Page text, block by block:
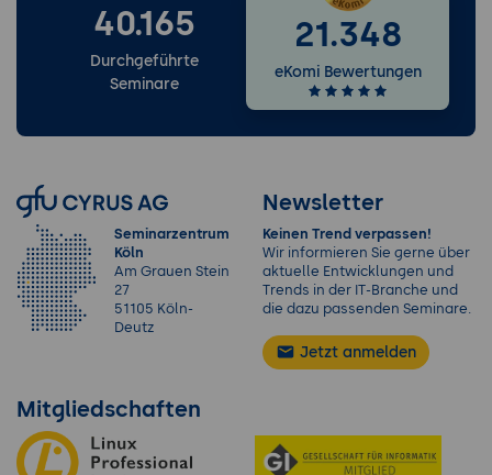
40.165
Durchgeführte
Seminare
21.348
eKomi Bewertungen
Seminarzentrum
Köln
Am Grauen Stein
27
51105 Köln-
Deutz
Newsletter
Keinen Trend verpassen!
Wir informieren Sie gerne über
aktuelle Entwicklungen und
Trends in der IT-Branche und
die dazu passenden Seminare.
Jetzt anmelden
Mitgliedschaften